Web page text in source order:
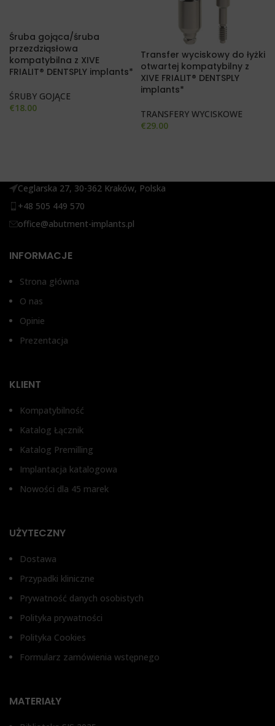
Śruba gojąca/śruba
przezdziąsłowa
kompatybilna z XIVE
FRIALIT® DENTSPLY implants*
ŚRUBY GOJĄCE
€18.00
Transfer wyciskowy do łyżki
otwartej kompatybilny z
XIVE FRIALIT® DENTSPLY
implants*
TRANSFERY WYCISKOWE
€29.00
Ceglarska 27, 30-362 Kraków, Polska
+48 505 449 570
office@abutment-implants.pl
INFORMACJE
Strona główna
O nas
Opinie
Prezentacja
KLIENT
Kompatybilność
Katalog Łącznik
Katalog Premilling
Implantacja katalogowa
Nowości dla 45 marek
UŻYTECZNY
Dostawa
Przypadki kliniczne
Prywatność danych osobistych
Polityka prywatności
Polityka Cookies
Formularz zamówienia wstępnego
MATERIAŁY